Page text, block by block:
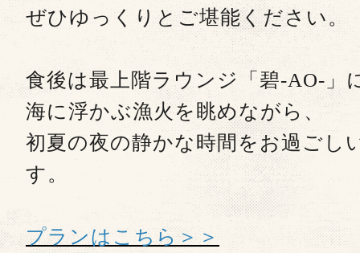
ぜひゆっくりとご堪能ください。
食後は最上階ラウンジ「碧-AO-」
海に浮かぶ漁火を眺めながら、
初夏の夜の静かな時間をお過ごし
す。
プランはこちら＞＞